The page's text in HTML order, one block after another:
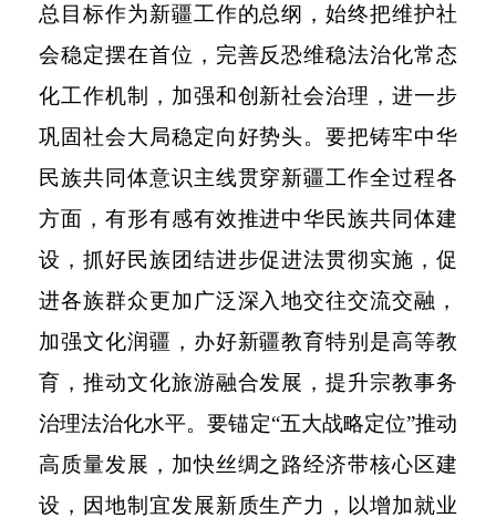
总目标作为新疆工作的总纲，始终把维护社
会稳定摆在首位，完善反恐维稳法治化常态
化工作机制，加强和创新社会治理，进一步
巩固社会大局稳定向好势头。要把铸牢中华
民族共同体意识主线贯穿新疆工作全过程各
方面，有形有感有效推进中华民族共同体建
设，抓好民族团结进步促进法贯彻实施，促
进各族群众更加广泛深入地交往交流交融，
加强文化润疆，办好新疆教育特别是高等教
育，推动文化旅游融合发展，提升宗教事务
治理法治化水平。要锚定“五大战略定位”推动
高质量发展，加快丝绸之路经济带核心区建
设，因地制宜发展新质生产力，以增加就业